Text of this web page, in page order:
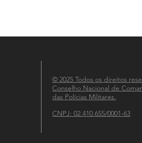
© 2025 Todos os direitos
Conselho Nacional de
das Polícias Militares.
CNPJ: 02.410.655/0001-63